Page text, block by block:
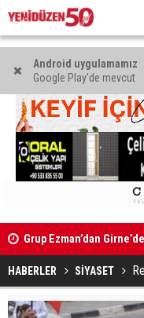
Android uygulamamız
Google Play'de mevcut
Kıbrıs’ın güneyinde
oldu
HABERLER SİYASET